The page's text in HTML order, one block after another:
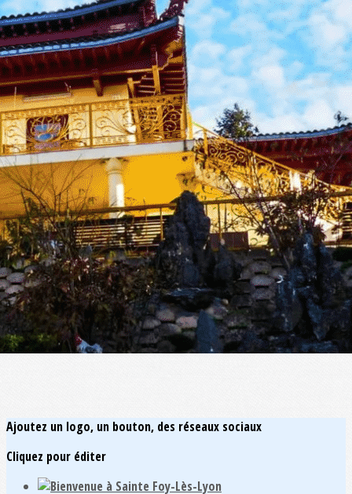
Exporter les lignes sélectionnées
Exporter toutes les colonnes
Exporter uniquement les colonnes affichées
Menu
<
>
Actu Bienvenue
Actu Près de Nous
Galerie Photos Actualité
?>
Images de la page d'accueil
Cliquez pour éditer
Ajoutez un logo, un bouton, des réseaux sociaux
Cliquez pour éditer